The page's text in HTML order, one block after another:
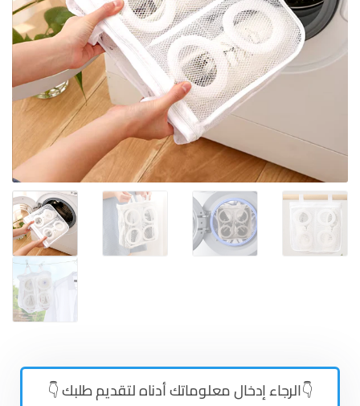
👇الرجاء إدخال معلوماتك أدناه لتقديم طلبك 👇